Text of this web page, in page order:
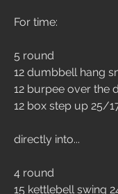
For time:
5 round
12 dumbbell hang
12 burpee over the
12 box step up 25/
directly into...
4 round
15 kettlebell swing